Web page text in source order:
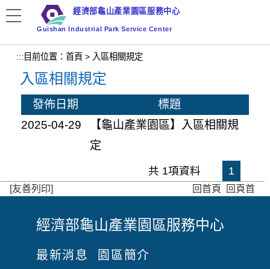
要
容
區
塊
經濟部龜山產業園區服務中心
Guishan Industrial Park Service Center
::: 目前位置： 首頁 > 入區相關規定
入區相關規定
發佈日期
標題
2025-04-29
【龜山產業園區】入區相關規
定
共 1項資料 1
[友善列印] 回首頁 回頁首
:
:
經濟部龜山產業園區服務中心
最新消息 園區簡介